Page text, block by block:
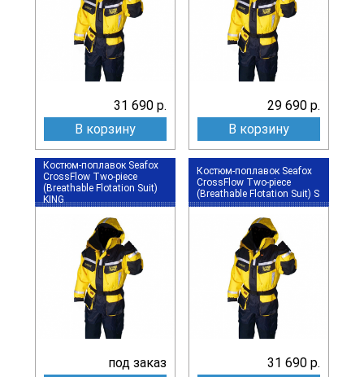
31 690 р.
В корзину
29 690 р.
В корзину
Костюм-поплавок Seafox
CrossFlow Two-piece
(Breathable Flotation Suit)
KING
под заказ
Костюм-поплавок Seafox
CrossFlow Two-piece
(Breathable Flotation Suit) S
31 690 р.